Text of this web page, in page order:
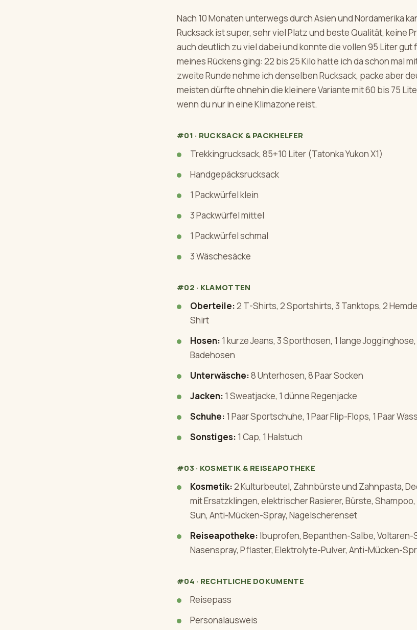
Nach 10 Monaten unterwegs durch Asien und Nordamerika
Rucksack ist super, sehr viel Platz und beste Qualität, keine
auch deutlich zu viel dabei und konnte die vollen 95 Liter gut
meines Rückens ging: 22 bis 25 Kilo hatte ich da schon mal
zweite Runde nehme ich denselben Rucksack, packe aber
meisten dürfte ohnehin die kleinere Variante mit 60 bis 75
wenn du nur in eine Klimazone reist.
#01 · RUCKSACK & PACKHELFER
Trekkingrucksack, 85+10 Liter (Tatonka Yukon X1)
Handgepäcksrucksack
1 Packwürfel klein
3 Packwürfel mittel
1 Packwürfel schmal
3 Wäschesäcke
#02 · KLAMOTTEN
Oberteile:2 T-Shirts, 2 Sportshirts, 3 Tanktops, 2
Shirt
Hosen: 1 kurze Jeans, 3 Sporthosen, 1 lange Jogginghose,
Badehosen
Unterwäsche:8 Unterhosen, 8 Paar Socken
Jacken: 1 Sweatjacke, 1 dünne Regenjacke
Schuhe: 1 Paar Sportschuhe, 1 Paar Flip-Flops, 1 Paar
Sonstiges: 1 Cap, 1 Halstuch
#03 · KOSMETIK & REISEAPOTHEKE
Kosmetik:2 Kulturbeutel, Zahnbürste und Zahnpasta,
mit Ersatzklingen, elektrischer Rasierer, Bürste,
Sun, Anti-Mücken-Spray, Nagelscherenset
Reiseapotheke: Ibuprofen, Bepanthen-Salbe, Voltaren-
Nasenspray, Pflaster, Elektrolyte-Pulver, Anti-Mücken-
#04 · RECHTLICHE DOKUMENTE
Reisepass
Personalausweis